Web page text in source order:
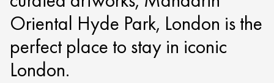
Oriental Hyde Park, London is the
perfect place to stay in iconic
London.